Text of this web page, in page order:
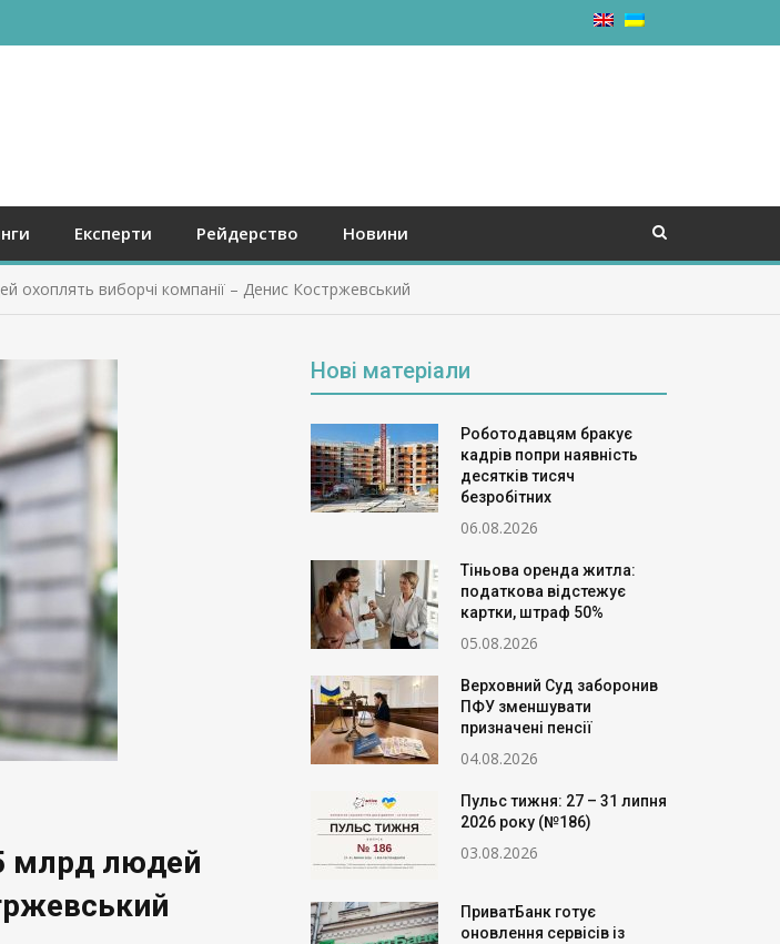
Експерти Рейдерство Новини
охоплять виборчі компанії – Денис Костржевський
млрд людей
Нові матеріали
Роботодавцям бракує
кадрів попри наявність
десятків тисяч
безробітних
06.08.2026
Тіньова оренда житла:
податкова відстежує
картки, штраф 50%
05.08.2026
Верховний Суд заборонив
ПФУ зменшувати
призначені пенсії
04.08.2026
Пульс тижня: 27 – 31 липня
2026 року (№186)
03.08.2026
ПриватБанк готує
оновлення сервісів із